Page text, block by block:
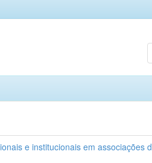
e institucionais em associações